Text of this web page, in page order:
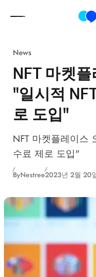
News
NFT 마켓
"일시적
로 도입"
NFT 마켓플레이스
수료 제로 도입"
ByNestree2023년 2월 20